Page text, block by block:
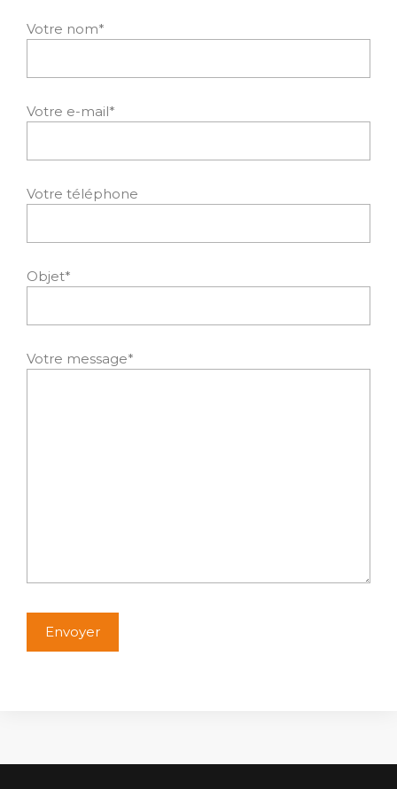
Votre nom*
Votre e-mail*
Votre téléphone
Objet*
Votre message*